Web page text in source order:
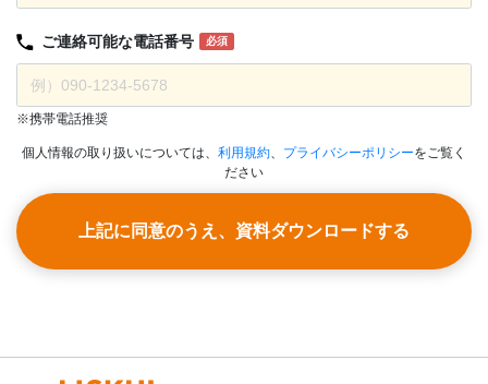
ご連絡可能な電話番号 必須
※携帯電話推奨
個人情報の取り扱いについては、 利用規約、 プライバシーポリシーをご覧く
ださい
上記に同意のうえ、資料ダウンロードする